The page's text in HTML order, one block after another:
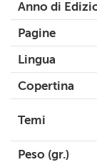
Anno di
Pagine
Lingua
Copertina
Temi
Peso (gr.)